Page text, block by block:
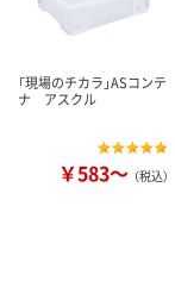
「現場のチカラ」ASコンテ
ナ アスクル
￥583～ （税込）